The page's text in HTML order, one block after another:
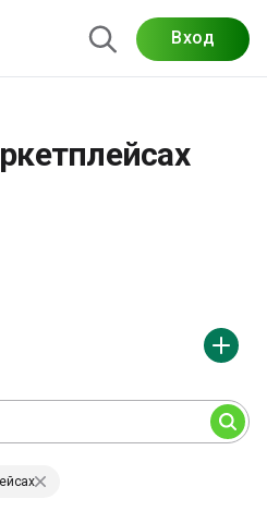
Вход
рекламе на
Ozon,
товаров,
продаж